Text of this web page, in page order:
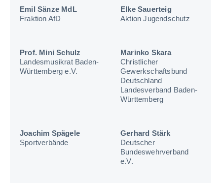
Emil Sänze MdL
Fraktion AfD
Elke Sauerteig
Aktion Jugendschutz
Prof. Mini Schulz
Landesmusikrat Baden-
Württemberg e.V.
Marinko Skara
Christlicher
Gewerkschaftsbund
Deutschland
Landesverband Baden-
Württemberg
Joachim Spägele
Sportverbände
Gerhard Stärk
Deutscher
Bundeswehrverband
e.V.